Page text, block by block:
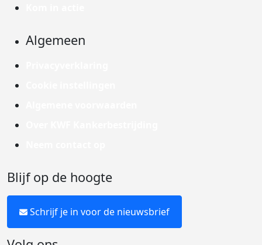
Algemeen
Blijf op de hoogte
Schrijf je in voor de nieuwsbrief